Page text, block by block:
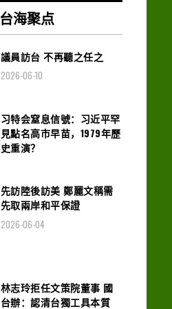
台海聚点
議員訪台 不再聽之任之
2026-06-10
习特会窒息信號：习近平罕
見點名高市早苗，1979年歷
史重演？
先訪陸後訪美 鄭麗文稱需
先取兩岸和平保證
2026-06-04
林志玲拒任文策院董事 國
台辦：認清台獨工具本質